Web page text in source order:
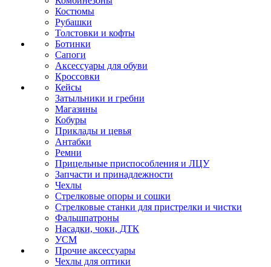
Костюмы
Рубашки
Толстовки и кофты
Ботинки
Сапоги
Аксессуары для обуви
Кроссовки
Кейсы
Затыльники и гребни
Магазины
Кобуры
Приклады и цевья
Антабки
Ремни
Прицельные приспособления и ЛЦУ
Запчасти и принадлежности
Чехлы
Стрелковые опоры и сошки
Стрелковые станки для пристрелки и чистки
Фальшпатроны
Насадки, чоки, ДТК
УСМ
Прочие аксессуары
Чехлы для оптики